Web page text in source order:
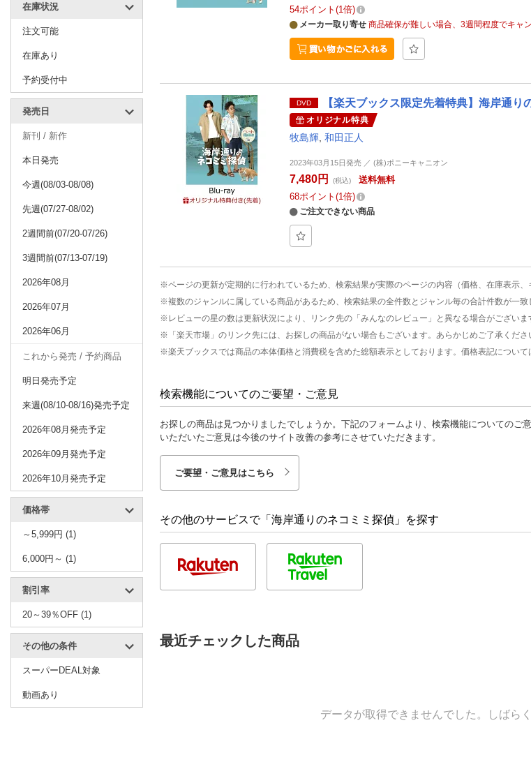
在庫状況
注文可能
在庫あり
予約受付中
発売日
新刊 / 新作
本日発売
今週(08/03-08/08)
先週(07/27-08/02)
2週間前(07/20-07/26)
3週間前(07/13-07/19)
2026年08月
2026年07月
2026年06月
これから発売 / 予約商品
明日発売予定
来週(08/10-08/16)発売予定
2026年08月発売予定
2026年09月発売予定
2026年10月発売予定
価格帯
～5,999円 (1)
6,000円～ (1)
割引率
20～39％OFF (1)
その他の条件
スーパーDEAL対象
動画あり
54ポイント 1倍
メーカー取り寄せ 商品確保が難しい場合、3週間程度でキャ
DVD 【楽天ブックス限定先着特典】海岸通
オリジナル特典
牧島輝 和田正人
2023年03月15日発売 ／ (株)ポニーキャニオン
7,480円 (税込)
送料無料
68ポイント 1倍
ご注文できない商品
※ページの更新が定期的に行われているため、検索結果が実際のページの内容（価格、在庫表示
※複数のジャンルに属している商品があるため、検索結果の全件数とジャンル毎の合計件数が一致
※レビューの星の数は更新状況により、リンク先の「みんなのレビュー」と異なる場合がございま
※「楽天市場」のリンク先には、お探しの商品がない場合もございます。あらかじめご了承くだ
※楽天ブックスでは商品の本体価格と消費税を含めた総額表示としております。価格表記について
検索機能についてのご要望・ご意見
お探しの商品は見つかりましたでしょうか。下記のフォームより、検索機能についてのご
いただいたご意見は今後のサイト改善の参考にさせていただきます。
ご要望・ご意見はこちら
その他のサービスで「海岸通りのネコミミ探偵」を探す
最近チェックした商品
データが取得できませんでした。しばら